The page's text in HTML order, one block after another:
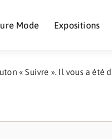
Mode Expositions
« Suivre ». Il vous a été